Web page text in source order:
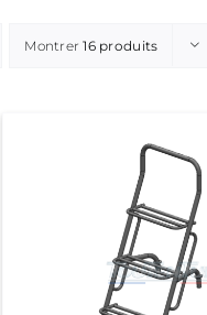
Montrer16 produits